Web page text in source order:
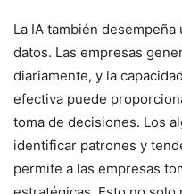
La IA también
datos. Las empresas
diariamente, y la
efectiva puede
toma de decisiones. Los
identificar patrones y
permite a las empresas